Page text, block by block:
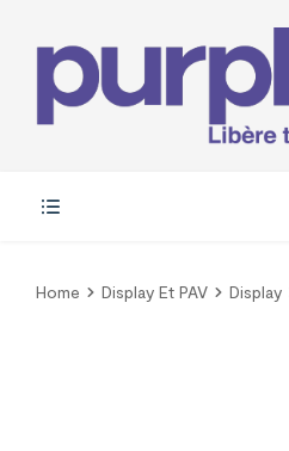
Home Display Et PAV Display